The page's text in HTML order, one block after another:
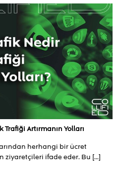
Artırmanın Yolları
herhangi bir ücret
ziyaretçileri ifade eder. Bu [...]